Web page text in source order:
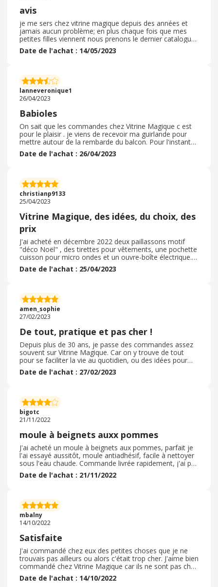
avis
je me sers chez vitrine magique depuis des années et
jamais aucun problème; en plus chaque fois que mes
petites filles viennent nous prenons le dernier catalogue
reçu et elles trouvent toujours des petits gadgets et je
les commandes pour leur faire plaisir; c'est devenu un
toujours à la date annoncée; je continuerai à être une
fidèle cliente; ne changez rien. je n'ai jamais eu à
retourner aucun article car toutes mes commandes
correspondaient aux objets commandésf
Date de l'achat : 14/05/2023
lanneveronique1
26/04/2023
Babioles
On sait que les commandes chez Vitrine Magique c est
pour le plaisir . je viens de recevoir ma guirlande pour
mettre autour de la rembarde du balcon. Pour l'instant
elle fonctionne bien se recharge la journée au soleil et
éclaire environ 6h à7h dans la nuit c'est sympa.
jours c 'est le délai chez vitrine magique. En tout cas je
suis ravie de ma guirlande de petites fleurs qui égaie
mes balconnières.
Date de l'achat : 26/04/2023
christianp9133
25/04/2023
Vitrine Magique, des idées, du choix, des
prix
J'ai acheté en décembre 2022 deux paillassons motif
"déco Noël" , des tirettes pour vêtements, une pochette
cuisson pour micro ondes et un ouvre-boîte électrique. Il
y avait un code promo que j'ai utilisé. Le délai de
livraison a été respecté, environ de 7 à 8 jours.
tous conforme, de bonne qualité en général. Pas eu
besoin de retourner ma commande, tous les articles
fonctionnaient bien ou était comme je l'espérais. Site qui
vends beaucoup d'articles très intéressant, pour la
maison, le jardin, les loisirs, la cuisine,...à recommander.
Date de l'achat : 25/04/2023
amen_sophie
27/02/2023
De tout, pratique et pas cher !
Depuis plus de 30 ans, je passe des commandes assez
souvent sur Vitrine Magique. Car on y trouve de tout
pour se faciliter la vie au quotidien, ou des idées pour
faire des cadeaux utiles et originaux. Mais c'est aussi
sans se ruiner, surtout si on sait patienter jusqu'aux
régulièrement des articles auxquels je n'aurais jamais
pensé. J'ai encore passé une commande le 8 / 2 / 2023,
car j'ai encore trouvé de nouveaux articles. J'ai tout testé
depuis, et tout est très utile et pratique. Je recommande
vraiment ce site. En plus, eBuyClub reverse un cashback,
ce qui n'est pas négligeable non plus ! Merci.
Date de l'achat : 27/02/2023
bigotc
21/11/2022
moule à beignets auxx pommes
J'ai acheté un moule à beignets aux pommes, parfait je
l'ai essayé aussitôt, moule antiadhésif, facile à nettoyer
sous l'eau chaude. Commande livrée rapidement, j'ai pu
avoir un code promotion en passant chez ebuyclub,
j'étais ravie. Délai de livraison correct. Je commande
articles qu'on ne voit pas en boutique. S'il y a des articles
à retourner, cela se passe toujours très bien, étiquette
de retour jointe dans les colis.
Date de l'achat : 21/11/2022
mbalny
14/10/2022
Satisfaite
J'ai commandé chez eux des petites choses que je ne
trouvais pas ailleurs ou alors c'était trop cher. J'aime bien
commandé chez Vitrine Magique car ils ne sont pas cher.
C'est ma deuxième commande chez eux. Tout c'est très
bien passé. Le délais de livraison en point relais a bien
Date de l'achat : 14/10/2022